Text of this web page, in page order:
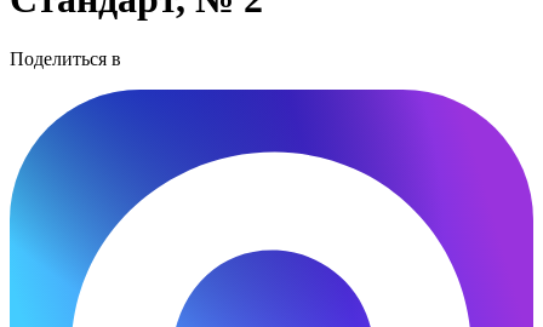
Поделиться в